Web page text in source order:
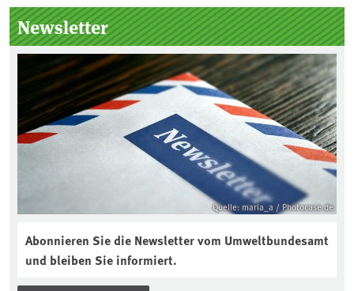
Kuratorium, wie wird der Boden des
Jahres ausgewählt und was passiert
eigentlich während eines solchen
Bodenjahres? Infos dazu gibt es im
aktuellen Podcast „Soilcast“. Jetzt
reinhören:
https://soilcast.de/interview/sc202-
interview-die-kuer-der-krume/
Newsletter
Quelle: maria_a / Photocase.de
Abonnieren Sie die Newsletter vom Umweltbundesamt
und bleiben Sie informiert.